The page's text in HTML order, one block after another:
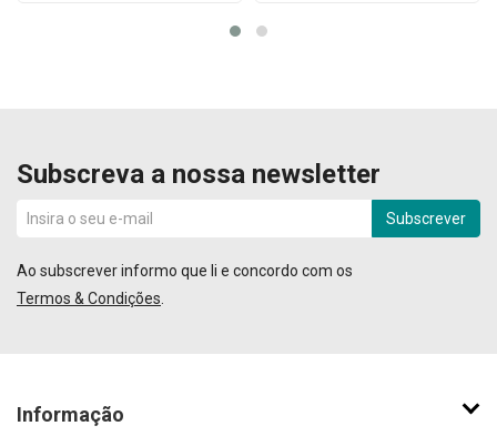
Subscreva a nossa newsletter
Subscrever
Ao subscrever informo que li e concordo com os
Termos & Condições
Informação